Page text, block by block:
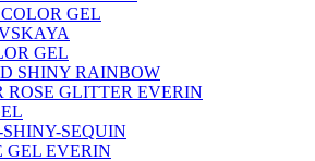
GEL
GEL
SHINY RAINBOW
ROSE GLITTER EVERIN
SEQUIN
GEL EVERIN